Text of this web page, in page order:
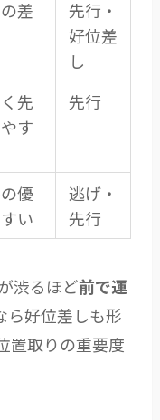
差
先行・
好位差
し
先
す
先行
優
い
逃げ・
先行
渋るほど前で運
ら好位差しも形
置取りの重要度